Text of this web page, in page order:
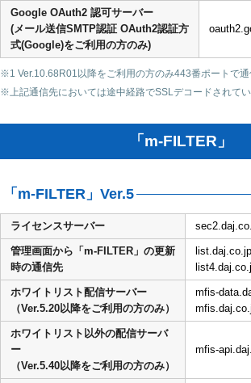
Google OAuth2 認可サーバー
(メール送信SMTP認証 OAuth2認証方
式(Google)をご利用の方のみ)
※1 Ver.10.68R01以降をご利用の方のみ443番ポートで通
※上記通信先においては途中経路でSSLデコードされてい
「m-FILTER」
「m-FILTER」Ver.5
ライセンスサーバー
管理画面から「m-FILTER」の更新
時の通信先
ホワイトリスト配信サーバー
（Ver.5.20以降をご利用の方のみ）
mfis-
ホワイトリスト以外の配信サーバ
ー
（Ver.5.40以降をご利用の方のみ）
mfis-